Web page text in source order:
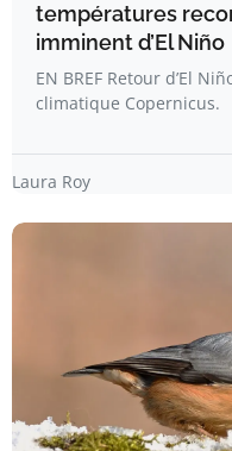
températures
imminent d’El Niño
EN BREF Retour d’El
climatique Copernicus.
Laura Roy